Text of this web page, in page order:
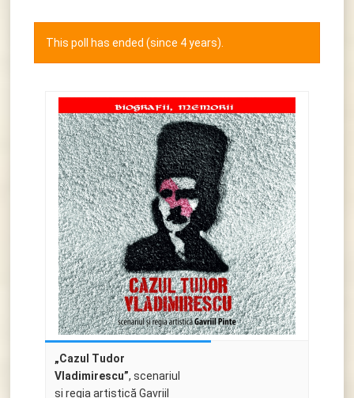
This poll has ended (since 4 years).
„Cazul Tudor
Vladimirescu”, scenariul
şi regia artistică Gavriil